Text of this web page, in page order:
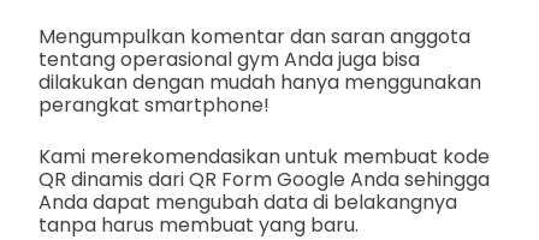
Mengumpulkan komentar dan saran anggota
tentang operasional gym Anda juga bisa
dilakukan dengan mudah hanya menggunakan
perangkat smartphone!
Kami merekomendasikan untuk membuat kode
QR dinamis dari QR Form Google Anda sehingga
Anda dapat mengubah data di belakangnya
tanpa harus membuat yang baru.